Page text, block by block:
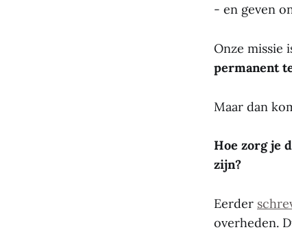
- en geven
Onze missie
permanent
Maar dan
Hoe zorg je
zijn?
Eerder
overheden.